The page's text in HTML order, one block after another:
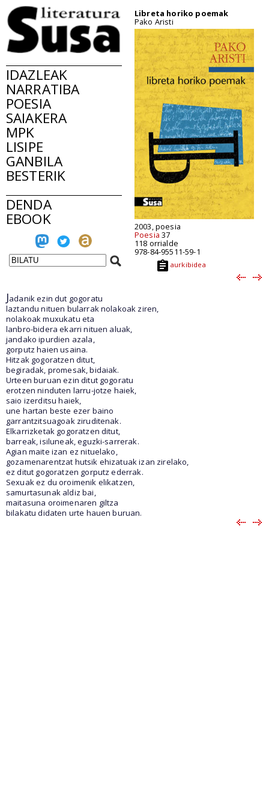
IDAZLEAK
NARRATIBA
POESIA
SAIAKERA
MPK
LISIPE
GANBILA
BESTERIK
DENDA
EBOOK
Libreta horiko poemak
Pako Aristi
2003, poesia
Poesia 37
118 orrialde
978-84-95511-59-1
aurkibidea
Jadanik ezin dut gogoratu
laztandu nituen bularrak nolakoak ziren,
nolakoak muxukatu eta
lanbro-bidera ekarri nituen aluak,
jandako ipurdien azala,
gorputz haien usaina.
Hitzak gogoratzen ditut,
begiradak, promesak, bidaiak.
Urteen buruan ezin ditut gogoratu
erotzen ninduten larru-jotze haiek,
saio izerditsu haiek,
une hartan beste ezer baino
garrantzitsuagoak ziruditenak.
Elkarrizketak gogoratzen ditut,
barreak, isiluneak, eguzki-sarrerak.
Agian maite izan ez nituelako,
gozamenarentzat hutsik ehizatuak izan zirelako,
ez ditut gogoratzen gorputz ederrak.
Sexuak ez du oroimenik elikatzen,
samurtasunak aldiz bai,
maitasuna oroimenaren giltza
bilakatu didaten urte hauen buruan.